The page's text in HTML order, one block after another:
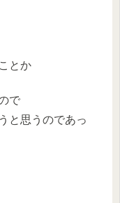
とか
で
と思うのであっ